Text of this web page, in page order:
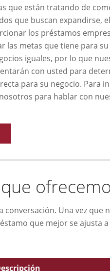
que están tratando de
que buscan expandirse,
los préstamos
las metas que tiene para
iguales, por lo que
con usted para
para su negocio. Para
para hablar con
conversación. Una vez que
que mejor se ajusta a